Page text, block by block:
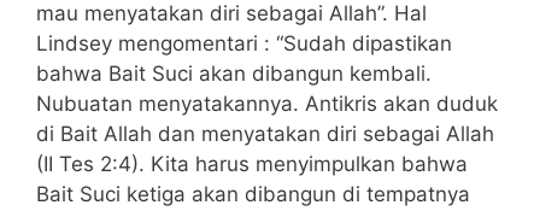
mau menyatakan diri sebagai Allah”. Hal
Lindsey mengomentari : “Sudah dipastikan
bahwa Bait Suci akan dibangun kembali.
Nubuatan menyatakannya. Antikris akan duduk
di Bait Allah dan menyatakan diri sebagai Allah
(II Tes 2:4). Kita harus menyimpulkan bahwa
Bait Suci ketiga akan dibangun di tempatnya